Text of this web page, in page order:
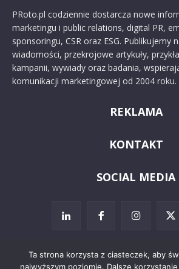
PRoto.pl codziennie dostarcza nowe
marketingu i public relations, digital PR,
sponsoringu, CSR oraz ESG. Publikujemy
wiadomości, przekrojowe artykuły,
kampanii, wywiady oraz badania,
komunikacji marketingowej od 2004 roku.
REKLAMA
KONTAKT
SOCIAL MEDIA
Ta strona korzysta z ciasteczek, aby
najwyższym poziomie. Dalsze